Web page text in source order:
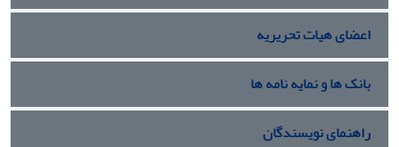
اعضای هیات تحریریه
بانک ها و نمایه نامه ها
راهنمای نویسندگان